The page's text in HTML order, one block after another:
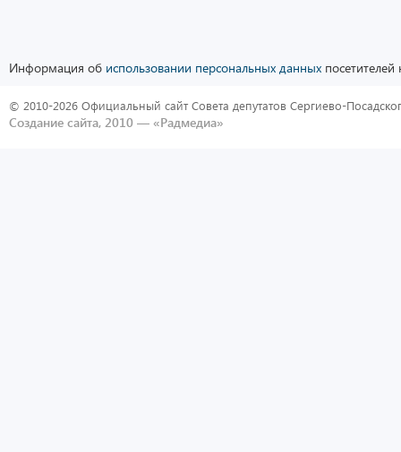
Информация об использовании персональных данных посетителей
© 2010-2026 Официальный сайт Совета депутатов Сергиево-
Создание сайта, 2010 — «Радмедиа»